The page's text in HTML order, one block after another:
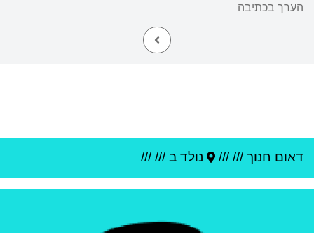
הערך בכתיבה
דאום חנוך///
/// נולד ב //////